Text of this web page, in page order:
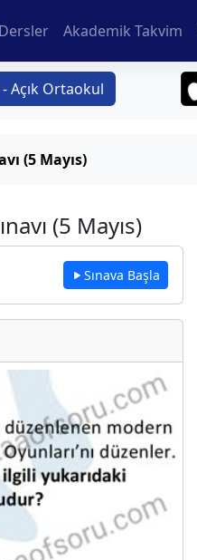
Dersler Akademik Takvim
Açık Ortaokul
(5 Mayıs)
(5 Mayıs)
Sınava Başla